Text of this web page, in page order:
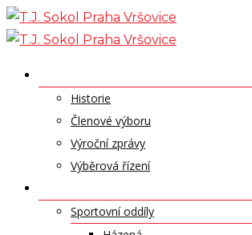
Skip
to
Historie
Členové výboru
Výroční zprávy
Výběrová řízení
Sportovní oddíly